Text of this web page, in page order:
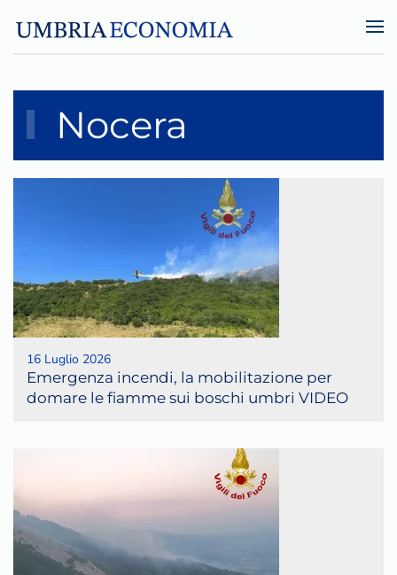
Nocera
16 Luglio 2026
Emergenza incendi, la mobilitazione per
domare le fiamme sui boschi umbri VIDEO